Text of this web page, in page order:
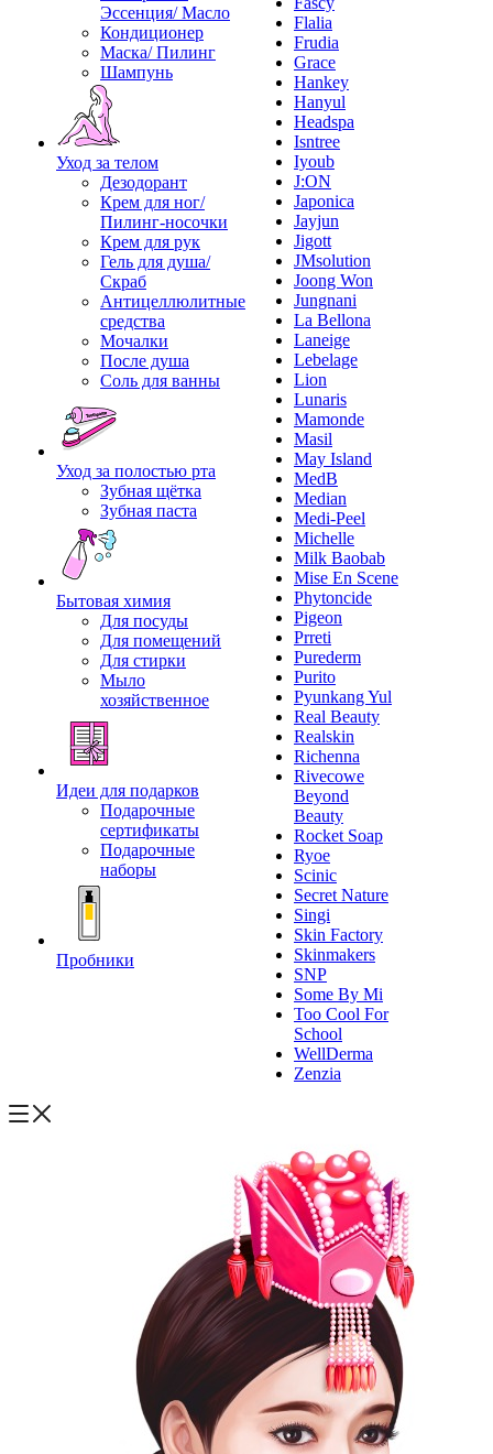
Эссенция/ Масло
Кондиционер
Маска/ Пилинг
Шампунь
Уход за телом
Дезодорант
Крем для ног/
Пилинг-носочки
Крем для рук
Гель для душа/
Скраб
Антицеллюлитные
средства
Мочалки
После душа
Соль для ванны
Уход за полостью рта
Зубная щётка
Зубная паста
Бытовая химия
Для посуды
Для помещений
Для стирки
Мыло
хозяйственное
Идеи для подарков
Подарочные
сертификаты
Подарочные
наборы
Пробники
Flalia
Frudia
Grace
Hankey
Hanyul
Headspa
Isntree
Iyoub
J:ON
Japonica
Jayjun
Jigott
JMsolution
Joong Won
Jungnani
La Bellona
Laneige
Lebelage
Lion
Lunaris
Mamonde
Masil
May Island
MedB
Median
Medi-Peel
Michelle
Milk Baobab
Mise En Scene
Phytoncide
Pigeon
Prreti
Purederm
Purito
Pyunkang Yul
Real Beauty
Realskin
Richenna
Rivecowe
Beyond
Beauty
Rocket Soap
Ryoe
Scinic
Secret Nature
Singi
Skin Factory
Skinmakers
SNP
Some By Mi
Too Cool For
School
WellDerma
Zenzia